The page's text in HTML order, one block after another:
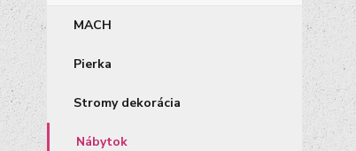
MACH
Pierka
Stromy dekorácia
Nábytok